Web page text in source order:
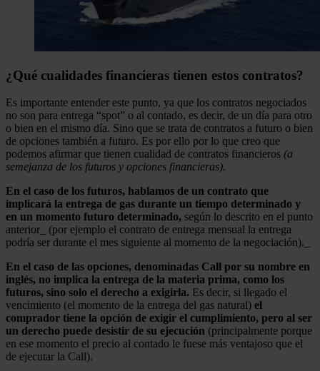
¿Qué cualidades financieras tienen estos contratos?
Es importante entender este punto, ya que los contratos negociados
no son para entrega “spot” o al contado, es decir, de un día para otro
o bien en el mismo día. Sino que se trata de contratos a futuro o bien
de opciones también a futuro. Es por ello por lo que creo que
podemos afirmar que tienen cualidad de contratos financieros (a
semejanza de los futuros y opciones financieras).
En el caso de los futuros, hablamos de un contrato que
implicará la entrega de gas durante un tiempo determinado y
en un momento futuro determinado, según lo descrito en el punto
anterior_ (por ejemplo el contrato de entrega mensual la entrega
podría ser durante el mes siguiente al momento de la negociación)._
En el caso de las opciones, denominadas Call por su nombre en
inglés, no implica la entrega de la materia prima, como los
futuros, sino solo el derecho a exigirla. Es decir, si llegado el
vencimiento (el momento de la entrega del gas natural) el
comprador tiene la opción de exigir el cumplimiento, pero al ser
un derecho puede desistir de su ejecución (principalmente porque
en ese momento el precio al contado le fuese más ventajoso que el
de ejecutar la Call).